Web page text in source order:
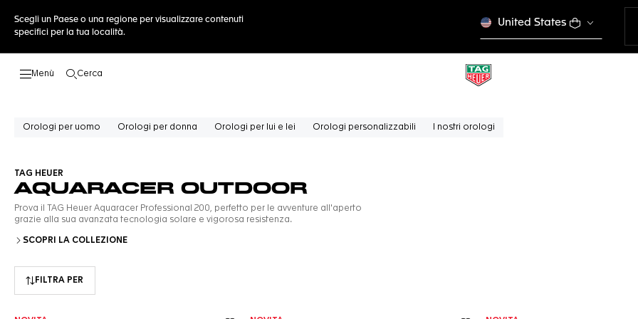
Scegli un Paese o una regione per visualizzare contenuti
specifici per la tua località.
United States
Cerca